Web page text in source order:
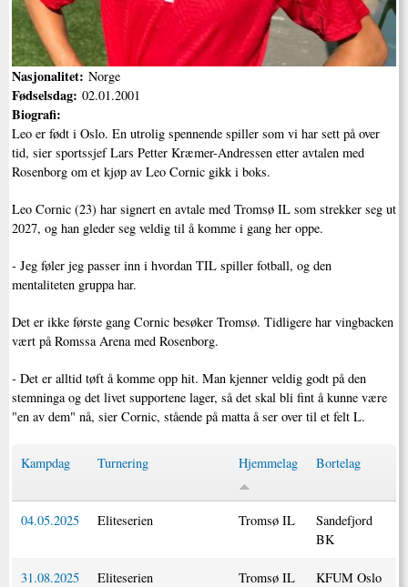
Nasjonalitet: Norge
Fødselsdag: 02.01.2001
Biografi:
Leo er født i Oslo. En utrolig spennende spiller som vi har sett på over
tid, sier sportssjef Lars Petter Kræmer-Andressen etter avtalen med
Rosenborg om et kjøp av Leo Cornic gikk i boks.
Leo Cornic (23) har signert en avtale med Tromsø IL som strekker seg ut
2027, og han gleder seg veldig til å komme i gang her oppe.
- Jeg føler jeg passer inn i hvordan TIL spiller fotball, og den
mentaliteten gruppa har.
Det er ikke første gang Cornic besøker Tromsø. Tidligere har vingbacken
vært på Romssa Arena med Rosenborg.
- Det er alltid tøft å komme opp hit. Man kjenner veldig godt på den
stemninga og det livet supportene lager, så det skal bli fint å kunne være
"en av dem" nå, sier Cornic, stående på matta å ser over til et felt L.
Kampdag Turnering Hjemmelag Bortelag
04.05.2025 Eliteserien Tromsø IL
Sandefjord
BK
31.08.2025 Eliteserien Tromsø IL KFUM Oslo